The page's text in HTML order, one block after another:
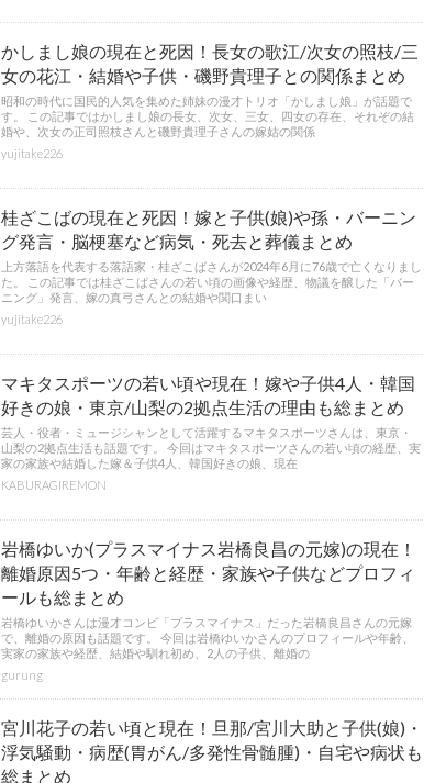
かしまし娘の現在と死因！長女の歌江/次女の照枝/三
女の花江・結婚や子供・磯野貴理子との関係まとめ
昭和の時代に国民的人気を集めた姉妹の漫才トリオ「かしまし娘」が話題で
す。 この記事ではかしまし娘の長女、次女、三女、四女の存在、それぞの結
婚や、次女の正司照枝さんと磯野貴理子さんの嫁姑の関係
yujitake226
桂ざこばの現在と死因！嫁と子供(娘)や孫・バーニン
グ発言・脳梗塞など病気・死去と葬儀まとめ
上方落語を代表する落語家・桂ざこばさんが2024年6月に76歳で亡くなりまし
た。 この記事では桂ざこばさんの若い頃の画像や経歴、物議を醸した「バー
ニング」発言、嫁の真弓さんとの結婚や関口まい
yujitake226
マキタスポーツの若い頃や現在！嫁や子供4人・韓国
好きの娘・東京/山梨の2拠点生活の理由も総まとめ
芸人・役者・ミュージシャンとして活躍するマキタスポーツさんは、東京・
山梨の2拠点生活も話題です。 今回はマキタスポーツさんの若い頃の経歴、実
家の家族や結婚した嫁＆子供4人、韓国好きの娘、現在
KABURAGIREMON
岩橋ゆいか(プラスマイナス岩橋良昌の元嫁)の現在！
離婚原因5つ・年齢と経歴・家族や子供などプロフィ
ールも総まとめ
岩橋ゆいかさんは漫才コンビ「プラスマイナス」だった岩橋良昌さんの元嫁
で、離婚の原因も話題です。 今回は岩橋ゆいかさんのプロフィールや年齢、
実家の家族や経歴、結婚や馴れ初め、2人の子供、離婚の
gurung
宮川花子の若い頃と現在！旦那/宮川大助と子供(娘)・
浮気騒動・病歴(胃がん/多発性骨髄腫)・自宅や病状も
総まとめ